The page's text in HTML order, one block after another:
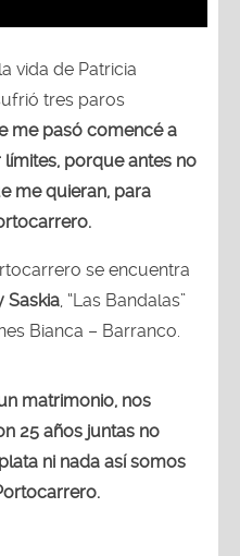
vida de Patricia
tres paros
me pasó comencé a
porque antes no
me quieran, para
se encuentra
Saskia, “Las Bandalas”
Bianca – Barranco.
matrimonio, nos
25 años juntas no
ni nada así somos